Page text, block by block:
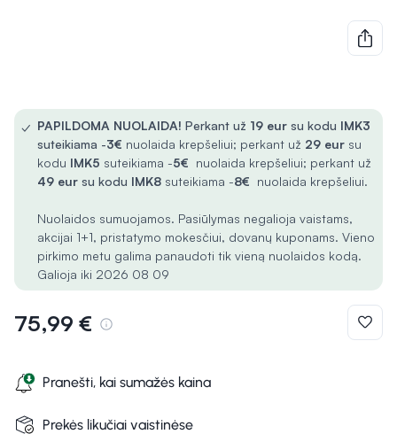
✓ PAPILDOMA NUOLAIDA! Perkant už 19 eur su kodu IMK3
suteikiama -3€ nuolaida krepšeliui; perkant už 29 eur su
kodu IMK5 suteikiama -5€ nuolaida krepšeliui; perkant už
49 eur su kodu IMK8 suteikiama -8€ nuolaida krepšeliui.
Nuolaidos sumuojamos. Pasiūlymas negalioja vaistams,
akcijai 1+1, pristatymo mokesčiui, dovanų kuponams. Vieno
pirkimo metu galima panaudoti tik vieną nuolaidos kodą.
Galioja iki 2026 08 09
75,99 €
Pranešti, kai sumažės kaina
Prekės likučiai vaistinėse